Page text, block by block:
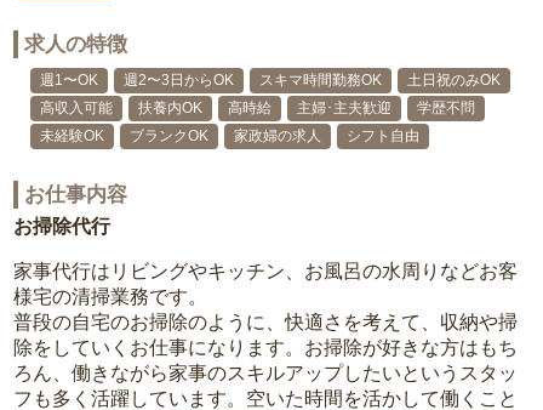
求人の特徴
週1〜OK 週2〜3日からOK スキマ時間勤務OK
土日祝のみOK
高収入可能
扶養内OK 高時給 主婦･主夫歓迎
学歴不問
未経験OK
ブランクOK 家政婦の求人 シフト自由
お仕事内容
お掃除代行
家事代行はリビングやキッチン、お風呂の水周りなどお客
様宅の清掃業務です。
普段の自宅のお掃除のように、快適さを考えて、収納や掃
除をしていくお仕事になります。お掃除が好きな方はもち
ろん、働きながら家事のスキルアップしたいというスタッ
フも多く活躍しています。空いた時間を活かして働くこと